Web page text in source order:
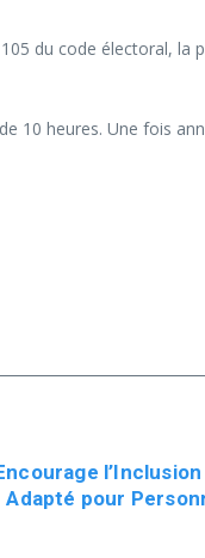
du code électoral,
10 heures. Une fois
Adapté pour